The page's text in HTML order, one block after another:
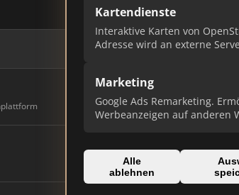
Kartendienste
Interaktive Karten von
Adresse wird an externe
Marketing
Google Ads Remarketing.
Werbeanzeigen auf anderen
Alle
ablehnen